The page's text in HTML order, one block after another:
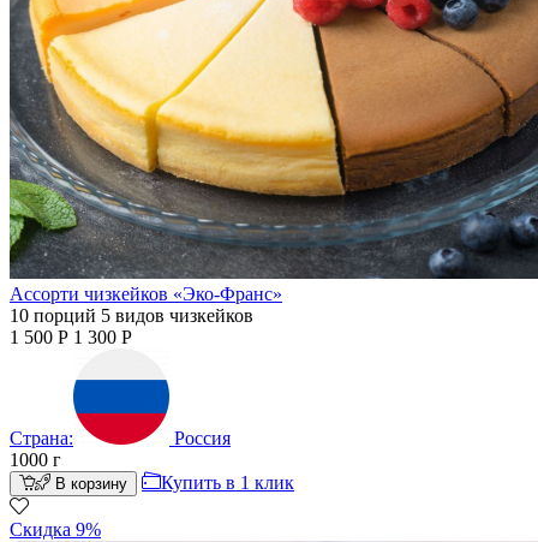
Ассорти чизкейков «Эко-Франс»
10 порций 5 видов чизкейков
1 500 Р 1 300 Р
Страна:
Россия
1000 г
В корзину Купить в 1 клик
Скидка 9%